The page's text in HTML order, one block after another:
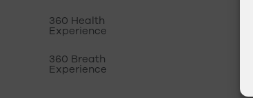
360 Health
Experience
360 Breath
Experience